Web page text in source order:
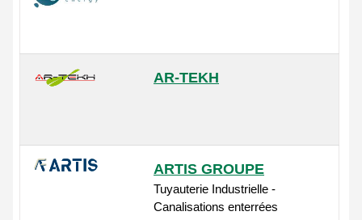
AR-TEKH
ARTIS GROUPE
Tuyauterie Industrielle -
Canalisations enterrées